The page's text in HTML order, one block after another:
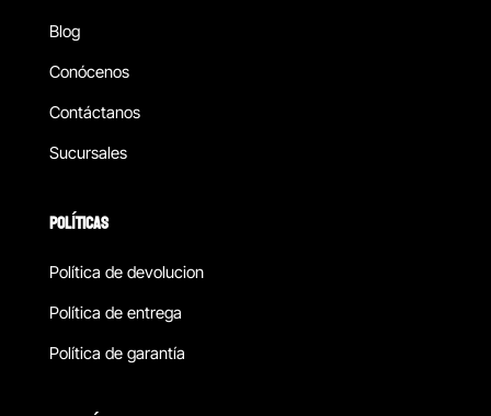
Blog
Conócenos
Contáctanos
Sucursales
POLÍTICAS
Política de devolucion
Política de entrega
Política de garantía